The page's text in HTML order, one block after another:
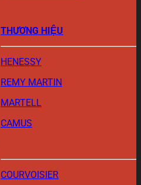
THƯƠNG HIỆU
HENESSY
REMY MARTIN
MARTELL
CAMUS
COURVOISIER